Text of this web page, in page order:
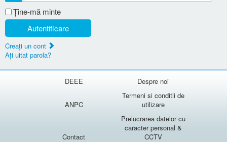
Ţine-mă minte
Autentificare
Creaţi un cont
Aţi uitat parola?
DEEE Despre noi
ANPC
Termeni si conditii de
utilizare
Contact
Prelucrarea datelor cu
caracter personal &
CCTV